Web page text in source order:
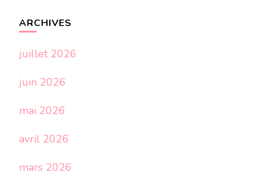
ARCHIVES
juillet 2026
juin 2026
mai 2026
avril 2026
mars 2026